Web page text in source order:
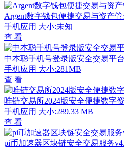
Argent数字钱包便捷交易与资产
手机应用 大小:未知
查 看
中本聪手机号登录版安全交易平
手机应用 大小:281MB
查 看
唯链交易所2024版安全便捷数字
手机应用 大小:289.33 MB
查 看
pi币加速器区块链安全交易服务